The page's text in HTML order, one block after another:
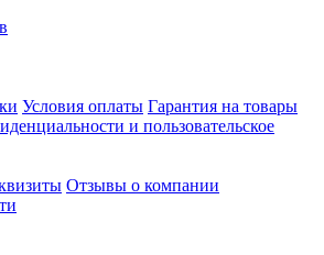
Условия оплаты Гарантия на товары
и пользовательское
Отзывы о компании